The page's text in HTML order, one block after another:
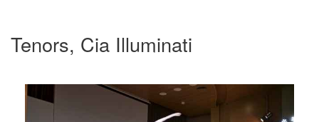
Tenors, Cia Illuminati